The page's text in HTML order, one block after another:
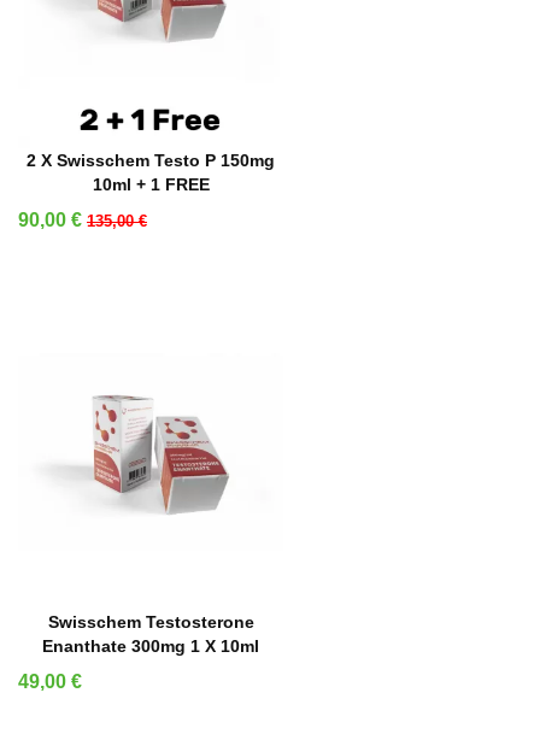
AÑADIR A LA CESTA
2 X Swisschem Testo P 150mg
10ml + 1 FREE
Precio
90,00 € Precio base
135,00 €
AÑADIR A LA CESTA
Swisschem Testosterone
Enanthate 300mg 1 X 10ml
Precio
49,00 €